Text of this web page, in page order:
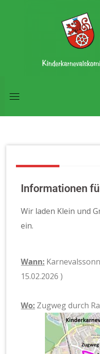
Informationen
Wir laden Klein und
ein.
Wann:
15.02.2026 )
Wo: Zugweg durch